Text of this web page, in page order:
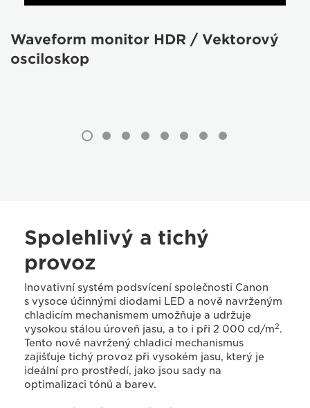
Waveform monitor HDR / Vektorový
osciloskop
Spolehlivý a tichý
provoz
Inovativní systém podsvícení společnosti Canon
s vysoce účinnými diodami LED a nově navrženým
chladicím mechanismem umožňuje a udržuje
vysokou stálou úroveň jasu, a to i při 2 000 cd/m2.
Tento nově navržený chladicí mechanismus
zajišťuje tichý provoz při vysokém jasu, který je
ideální pro prostředí, jako jsou sady na
optimalizaci tónů a barev.